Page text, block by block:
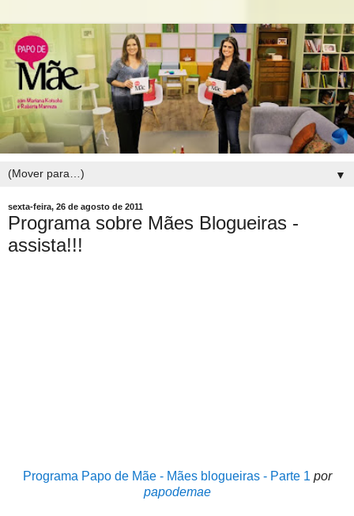
▼
sexta-feira, 26 de agosto de 2011
Programa sobre Mães Blogueiras -
assista!!!
Programa Papo de Mãe - Mães blogueiras - Parte 1 por
papodemae